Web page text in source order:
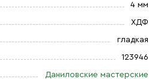
4 мм
ХДФ
гладкая
123946
Даниловские мастерские